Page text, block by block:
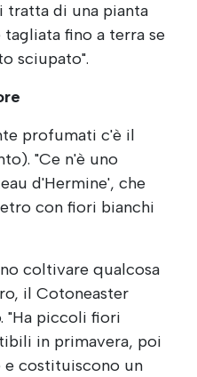
tratta di una pianta
tagliata fino a terra se
sciupato".
profumati c'è il
"Ce n'è uno
d'Hermine', che
con fiori bianchi
coltivare qualcosa
il Cotoneaster
"Ha piccoli fiori
in primavera, poi
e costituiscono un